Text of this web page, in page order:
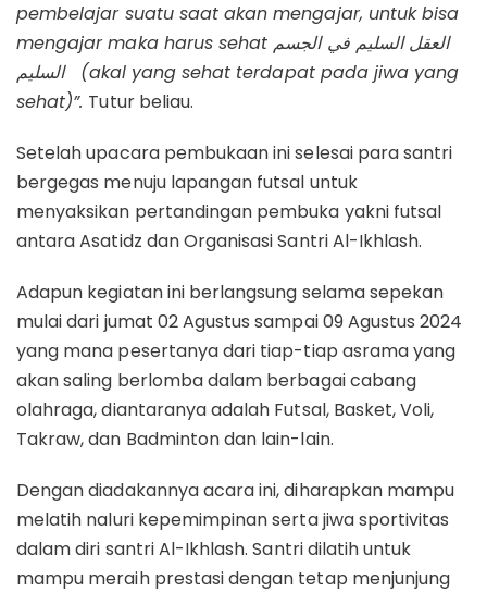
pembelajar suatu saat akan mengajar, untuk bisa
mengajar maka harus sehat العقل السليم في الجسم
السليم
(akal yang sehat terdapat pada jiwa yang
sehat)”. Tutur beliau.
Setelah upacara pembukaan ini selesai para santri
bergegas menuju lapangan futsal untuk
menyaksikan pertandingan pembuka yakni futsal
antara Asatidz dan Organisasi Santri Al-Ikhlash.
Adapun kegiatan ini berlangsung selama sepekan
mulai dari jumat 02 Agustus sampai 09 Agustus 2024
yang mana pesertanya dari tiap-tiap asrama yang
akan saling berlomba dalam berbagai cabang
olahraga, diantaranya adalah Futsal, Basket, Voli,
Takraw, dan Badminton dan lain-lain.
Dengan diadakannya acara ini, diharapkan mampu
melatih naluri kepemimpinan serta jiwa sportivitas
dalam diri santri Al-Ikhlash. Santri dilatih untuk
mampu meraih prestasi dengan tetap menjunjung